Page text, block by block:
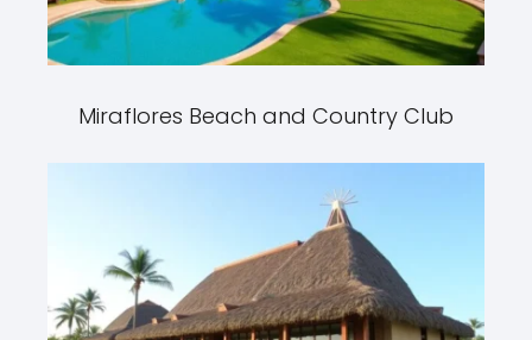
Miraflores Beach and Country Club